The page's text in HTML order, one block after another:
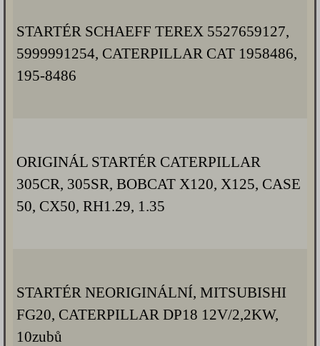
STARTÉR SCHAEFF TEREX 5527659127,
5999991254, CATERPILLAR CAT 1958486,
195-8486
ORIGINÁL STARTÉR CATERPILLAR
305CR, 305SR, BOBCAT X120, X125, CASE
50, CX50, RH1.29, 1.35
STARTÉR NEORIGINÁLNÍ, MITSUBISHI
FG20, CATERPILLAR DP18 12V/2,2KW,
10zubů